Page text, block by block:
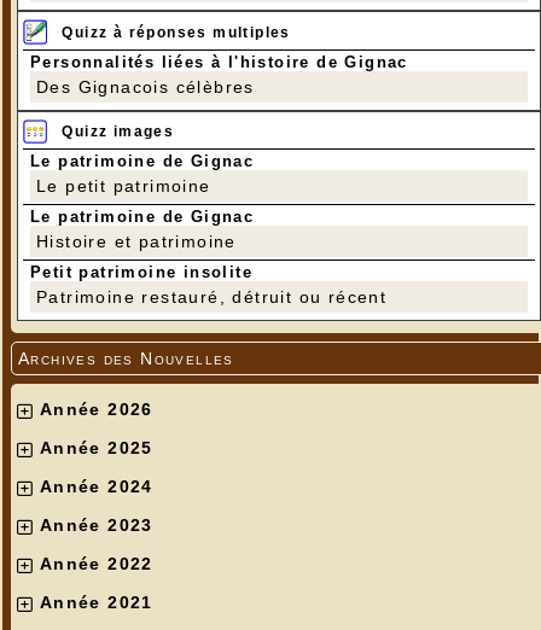
Quizz à réponses multiples
Personnalités liées à l'histoire de Gignac
Des Gignacois célèbres
Quizz images
Le patrimoine de Gignac
Le petit patrimoine
Le patrimoine de Gignac
Histoire et patrimoine
Petit patrimoine insolite
Patrimoine restauré, détruit ou récent
Archives des Nouvelles
Année 2026
Année 2025
Année 2024
Année 2023
Année 2022
Année 2021